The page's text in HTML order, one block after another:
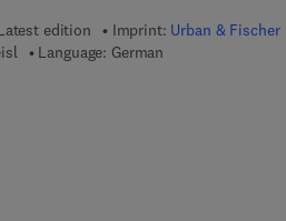
edition Imprint: Urban & Fischer
Language: German